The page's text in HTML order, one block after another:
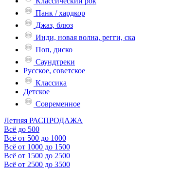
Панк / хардкор
Джаз, блюз
Инди, новая волна, регги, ска
Поп, диско
Саундтреки
Русское, советское
Классика
Детское
Современное
Летняя РАСПРОДАЖА
Всё до 500
Всё от 500 до 1000
Всё от 1000 до 1500
Всё от 1500 до 2500
Всё от 2500 до 3500